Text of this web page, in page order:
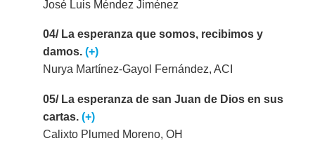
José Luis Méndez Jiménez
04/ La esperanza que somos, recibimos y
damos. (+)
Nurya Martínez-Gayol Fernández, ACI
05/ La esperanza de san Juan de Dios en sus
cartas. (+)
Calixto Plumed Moreno, OH